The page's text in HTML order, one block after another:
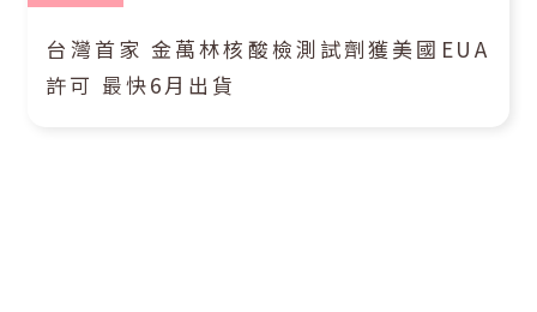
台灣首家 金萬林核酸檢測試劑獲美國EUA
許可 最快6月出貨